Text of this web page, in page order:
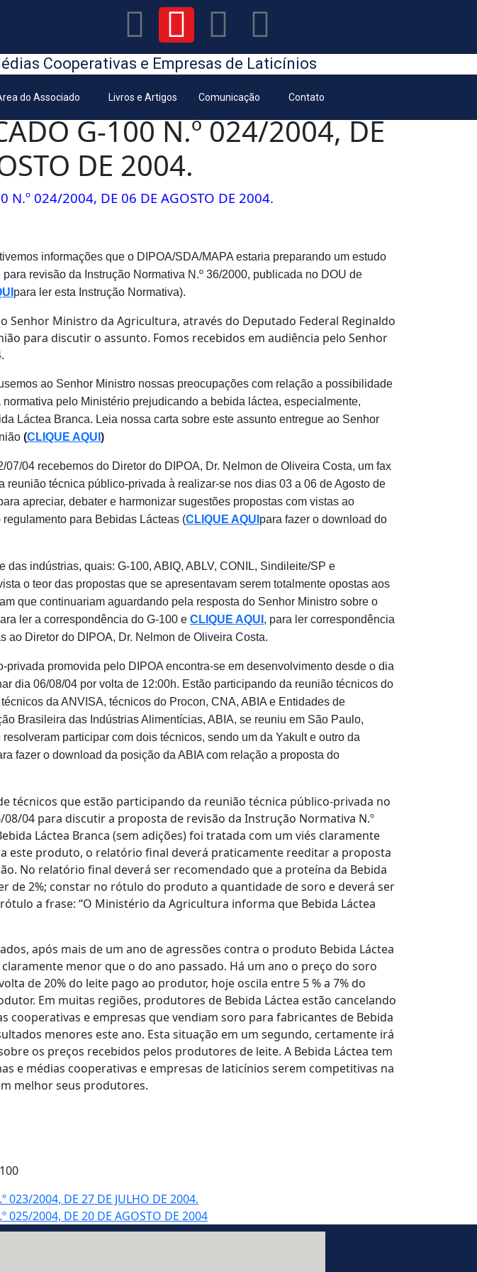
Cooperativas e Empresas de Laticínios
do Associado Livros e Artigos Comunicação Contato
G-100 N.º 024/2004, DE
DE 2004.
N.º 024/2004, DE 06 DE AGOSTO DE 2004.
informações que o DIPOA/SDA/MAPA estaria preparando um estudo
revisão da Instrução Normativa N.º 36/2000, publicada no DOU de
para ler esta Instrução Normativa).
Senhor Ministro da Agricultura, através do Deputado Federal Reginaldo
para discutir o assunto. Fomos recebidos em audiência pelo Senhor
ao Senhor Ministro nossas preocupações com relação a possibilidade
pelo Ministério prejudicando a bebida láctea, especialmente,
Láctea Branca. Leia nossa carta sobre este assunto entregue ao Senhor
(CLIQUE AQUI )
07/04 recebemos do Diretor do DIPOA, Dr. Nelmon de Oliveira Costa, um fax
reunião técnica público-privada à realizar-se nos dias 03 a 06 de Agosto de
apreciar, debater e harmonizar sugestões propostas com vistas ao
para Bebidas Lácteas (CLIQUE AQUI para fazer o download do
das indústrias, quais: G-100, ABIQ, ABLV, CONIL, Sindileite/SP e
o teor das propostas que se apresentavam serem totalmente opostas aos
que continuariam aguardando pela resposta do Senhor Ministro sobre o
ler a correspondência do G-100 e CLIQUE AQUI , para ler correspondência
ao Diretor do DIPOA, Dr. Nelmon de Oliveira Costa.
privada promovida pelo DIPOA encontra-se em desenvolvimento desde o dia
dia 06/08/04 por volta de 12:00h. Estão participando da reunião técnicos do
da ANVISA, técnicos do Procon, CNA, ABIA e Entidades de
Brasileira das Indústrias Alimentícias, ABIA, se reuniu em São Paulo,
participar com dois técnicos, sendo um da Yakult e outro da
fazer o download da posição da ABIA com relação a proposta do
técnicos que estão participando da reunião técnica público-privada no
08/04 para discutir a proposta de revisão da Instrução Normativa N.º
Láctea Branca (sem adições) foi tratada com um viés claramente
este produto, o relatório final deverá praticamente reeditar a proposta
No relatório final deverá ser recomendado que a proteína da Bebida
de 2%; constar no rótulo do produto a quantidade de soro e deverá ser
a frase: “O Ministério da Agricultura informa que Bebida Láctea
após mais de um ano de agressões contra o produto Bebida Láctea
menor que o do ano passado. Há um ano o preço do soro
de 20% do leite pago ao produtor, hoje oscila entre 5 % a 7% do
Em muitas regiões, produtores de Bebida Láctea estão cancelando
cooperativas e empresas que vendiam soro para fabricantes de Bebida
menores este ano. Esta situação em um segundo, certamente irá
os preços recebidos pelos produtores de leite. A Bebida Láctea tem
e médias cooperativas e empresas de laticínios serem competitivas na
melhor seus produtores.
023/2004, DE 27 DE JULHO DE 2004.
025/2004, DE 20 DE AGOSTO DE 2004